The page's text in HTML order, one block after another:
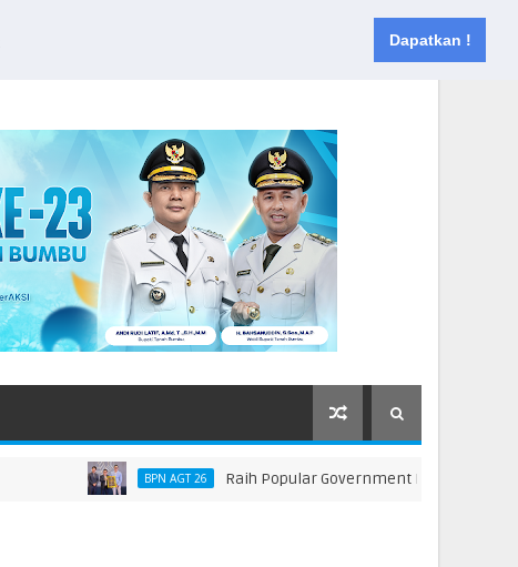
Dapatkan !
Kontak
BPN AGT 26 Raih Popular Government Institutions Award